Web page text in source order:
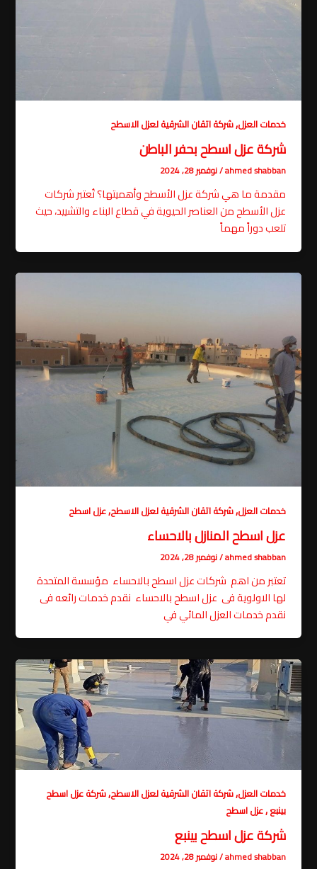
خدمات العزل,شركة اتقان الشرقية لعزل الاسطح
شركة عزل اسطح بحفر الباطن
ahmed shabban
/نوفمبر 28, 2024
مقدمة ما هي شركة عزل الأسطح وأهميتها؟ تُعتبر شركات
عزل الأسطح من العناصر الحيوية في قطاع البناء والتشييد، حيث
تلعب دوراً مهماً
خدمات العزل,شركة اتقان الشرقية لعزل الاسطح,عزل اسطح
عزل اسطح المنازل بالاحساء
ahmed shabban
/نوفمبر 28, 2024
تعتبر من اهم شركات عزل اسطح بالاحساء مؤسسة المتحدة
لها الاولوية فى عزل اسطح بالاحساء نقدم خدمات رائعه فى
نقدم خدمات العزل المائي في
خدمات العزل,شركة اتقان الشرقية لعزل الاسطح,شركة عزل اسطح
بينبع,عزل اسطح
شركة عزل اسطح بينبع
ahmed shabban
/نوفمبر 28, 2024